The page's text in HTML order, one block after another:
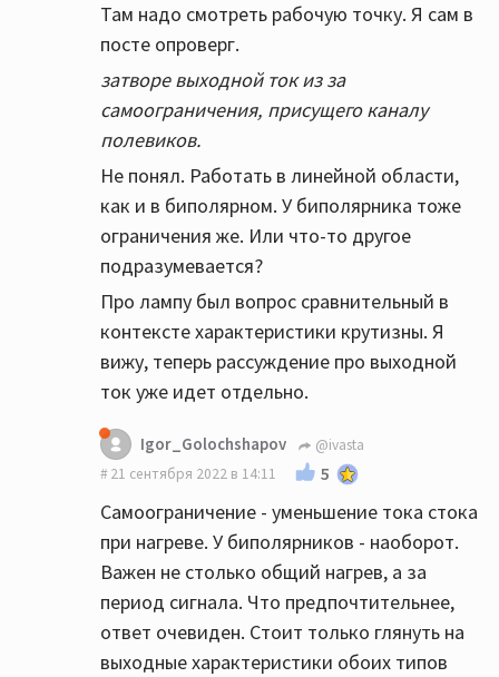
Там надо смотреть рабочую точку. Я сам в
посте опроверг.
затворе выходной ток из за
самоограничения, присущего каналу
полевиков.
Не понял. Работать в линейной области,
как и в биполярном. У биполярника тоже
ограничения же. Или что-то другое
подразумевается?
Про лампу был вопрос сравнительный в
контексте характеристики крутизны. Я
вижу, теперь рассуждение про выходной
ток уже идет отдельно.
Igor_Golochshapov
@ivasta
21 сентября 2022 в 14:11
5
Самоограничение - уменьшение тока стока
при нагреве. У биполярников - наоборот.
Важен не столько общий нагрев, а за
период сигнала. Что предпочтительнее,
ответ очевиден. Стоит только глянуть на
выходные характеристики обоих типов